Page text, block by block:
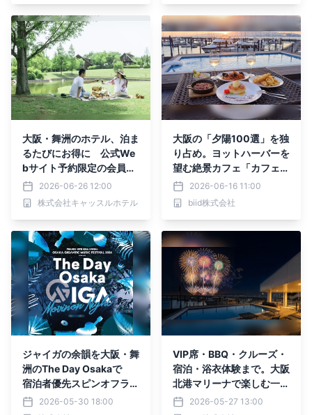
大阪・舞洲のホテル、泊ま
るたびにお得に 公式We
bサイト予約限定の会員サ
ービスが7月1日スタート
2026-06-26 12:00
株式会社キャッスルホテル
大阪の「夕陽100選」を独
り占め。ヨットハーバーを
望む絶景カフェ「カフェ＆
ダイニング ヘミングウェ
イ大阪」が7月1日（水）
にグランドメニューを一
2026-06-16 11:00
biid株式会社
ジャイガの余韻を大阪・舞
洲のThe Day Osakaで
宿泊者優先スピンオフライ
ブ開催決定！
2026-05-30 18:00
VIP席・BBQ・クルーズ・
宿泊・浴衣体験まで。大阪
北港マリーナで楽しむ一夜
限定の特別花火ナイト開催
2026-05-27 13:00